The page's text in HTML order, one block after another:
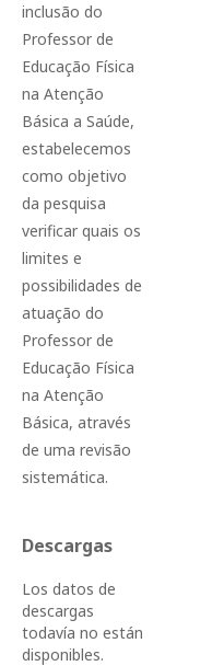
inclusão do
Professor de
Educação Física
na Atenção
Básica a Saúde,
estabelecemos
como objetivo
da pesquisa
verificar quais os
limites e
possibilidades de
atuação do
Professor de
Educação Física
na Atenção
Básica, através
de uma revisão
sistemática.
Descargas
Los datos de
descargas
todavía no están
disponibles.